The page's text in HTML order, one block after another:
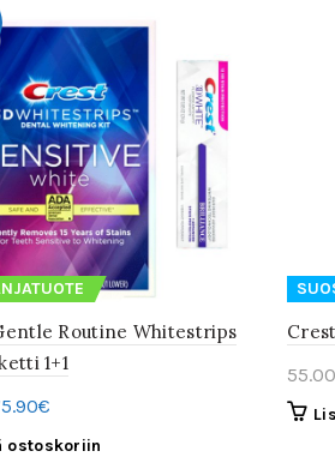
Routine Whitestrips
1+1
€Nykyinen
hinta
ostoskoriin
55.00